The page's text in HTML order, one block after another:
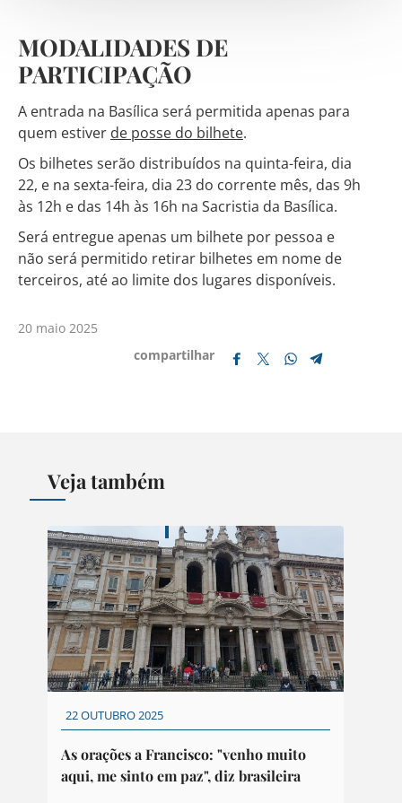
MODALIDADES DE
PARTICIPAÇÃO
A entrada na Basílica será permitida apenas para
quem estiver de posse do bilhete.
Os bilhetes serão distribuídos na quinta-feira, dia
22, e na sexta-feira, dia 23 do corrente mês, das 9h
às 12h e das 14h às 16h na Sacristia da Basílica.
Será entregue apenas um bilhete por pessoa e
não será permitido retirar bilhetes em nome de
terceiros, até ao limite dos lugares disponíveis.
20 maio 2025
compartilhar
Veja também
22 OUTUBRO 2025
As orações a Francisco: "venho muito
aqui, me sinto em paz", diz brasileira